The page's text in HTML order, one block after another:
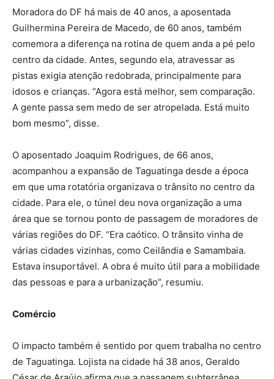
Moradora do DF há mais de 40 anos, a aposentada
Guilhermina Pereira de Macedo, de 60 anos, também
comemora a diferença na rotina de quem anda a pé pelo
centro da cidade. Antes, segundo ela, atravessar as
pistas exigia atenção redobrada, principalmente para
idosos e crianças. “Agora está melhor, sem comparação.
A gente passa sem medo de ser atropelada. Está muito
bom mesmo”, disse.
O aposentado Joaquim Rodrigues, de 66 anos,
acompanhou a expansão de Taguatinga desde a época
em que uma rotatória organizava o trânsito no centro da
cidade. Para ele, o túnel deu nova organização a uma
área que se tornou ponto de passagem de moradores de
várias regiões do DF. “Era caótico. O trânsito vinha de
várias cidades vizinhas, como Ceilândia e Samambaia.
Estava insuportável. A obra é muito útil para a mobilidade
das pessoas e para a urbanização”, resumiu.
Comércio
O impacto também é sentido por quem trabalha no centro
de Taguatinga. Lojista na cidade há 38 anos, Geraldo